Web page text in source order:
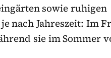
sowie ruhigen
nach Jahreszeit: Im
sie im Sommer